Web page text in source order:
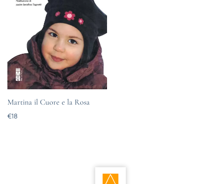
Martina il Cuore e la Rosa
€18